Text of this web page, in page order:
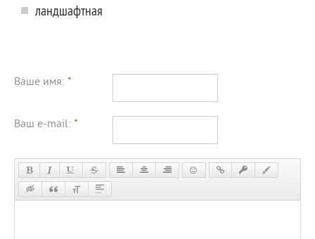
ландшафтная
Ваше имя: *
Ваш e-mail: *